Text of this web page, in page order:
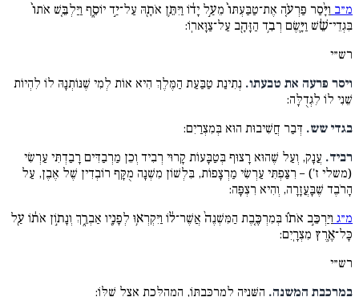
מ״ב וַיָּ֨סַר פַּרְעֹ֤ה אֶת־טַבַּעְתּוֹ֙ מֵעַ֣ל יָד֔וֹ וַיִּתֵּ֥ן אֹתָ֖הּ עַל־יַ֣ד יוֹסֵ֑ף וַיַּלְבֵּ֤שׁ אֹתוֹ֙
בִּגְדֵי־שֵׁ֔שׁ וַיָּ֛שֶׂם רְבִ֥ד הַזָּהָ֖ב עַל־צַוָּארֽוֹ:
רש״י
ויסר פרעה את טבעתו. נְתִינַת טַבַּעַת הַמֶּלֶךְ הִיא אוֹת לְמִי שֶׁנּוֹתְנָהּ לוֹ לִהְיוֹת
שֵׁנִי לוֹ לִגְדֻלָּה:
בגדי שש. דְּבַר חֲשִׁיבוּת הוּא בְּמִצְרַיִם:
רביד. עֲנָק, וְעַל שֶׁהוּא רָצוּף בְּטַבָּעוֹת קָרוּי רְבִיד וְכֵן מַרְבַדִּים רָבַדְתִּי עַרְשִׂי
(משלי ז') – רִצַּפְתִּי עַרְשִׂי מַרְצָפוֹת, בִּלְשׁוֹן מִשְׁנָה מֻקָּף רוֹבְדִין שֶׁל אֶבֶן, עַל
הָרֹבֶד שֶׁבָּעֲזָרָה, וְהִיא רִצְפָּה:
מ״ג וַיַּרְכֵּ֣ב אֹת֗וֹ בְּמִרְכֶּ֤בֶת הַמִּשְׁנֶה֙ אֲשֶׁר־ל֔וֹ וַיִּקְרְא֥וּ לְפָנָ֖יו אַבְרֵ֑ךְ וְנָת֣וֹן אֹת֔וֹ עַ֖ל
כָּל־אֶ֥רֶץ מִצְרָֽיִם:
רש״י
במרכבת המשנה. הַשְּׁנִיָּה לְמֶרְכַּבְתּוֹ, הַמְהַלֶּכֶת אֵצֶל שֶׁלּוֹ: